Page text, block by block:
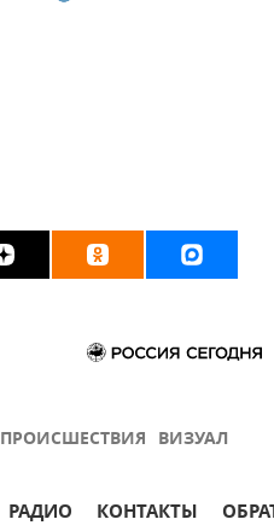
ПРОИСШЕСТВИЯ ВИЗУАЛ
РАДИО КОНТАКТЫ